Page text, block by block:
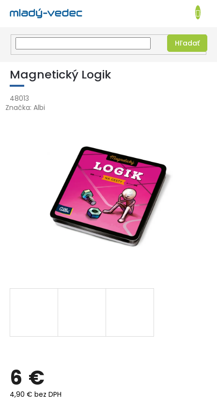
Prejsť
obsah
EUR
Hľadať
KOŠÍK
Magnetický Logik
48013
Značka: Albi
6 €
4,90 € bez DPH